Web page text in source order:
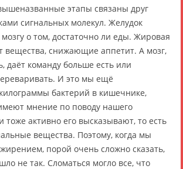
этапы связаны друг
сигнальных молекул. Желудок
о том, достаточно ли еды. Жировая
вещества, снижающие аппетит. А мозг,
даёт команду больше есть или
И это мы ещё
бактерий в кишечнике,
мнение по поводу нашего
активно его высказывают, то есть
вещества. Поэтому, когда мы
порой очень сложно сказать,
не так. Сломаться могло все, что